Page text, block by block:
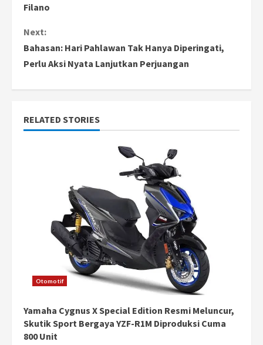
n
t
i
n
u
e
n
g
Filano
Next:
Bahasan: Hari Pahlawan Tak Hanya Diperingati,
Perlu Aksi Nyata Lanjutkan Perjuangan
RELATED STORIES
Otomotif
Yamaha Cygnus X Special Edition Resmi Meluncur,
Skutik Sport Bergaya YZF-R1M Diproduksi Cuma
800 Unit